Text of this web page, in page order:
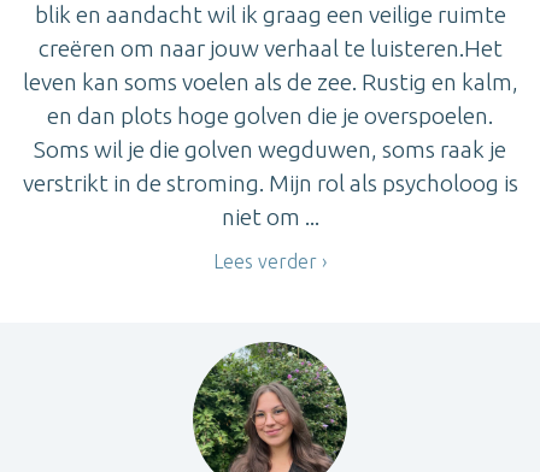
blik en aandacht wil ik graag een veilige ruimte
creëren om naar jouw verhaal te luisteren.Het
leven kan soms voelen als de zee. Rustig en kalm,
en dan plots hoge golven die je overspoelen.
Soms wil je die golven wegduwen, soms raak je
verstrikt in de stroming. Mijn rol als psycholoog is
niet om ...
Lees verder